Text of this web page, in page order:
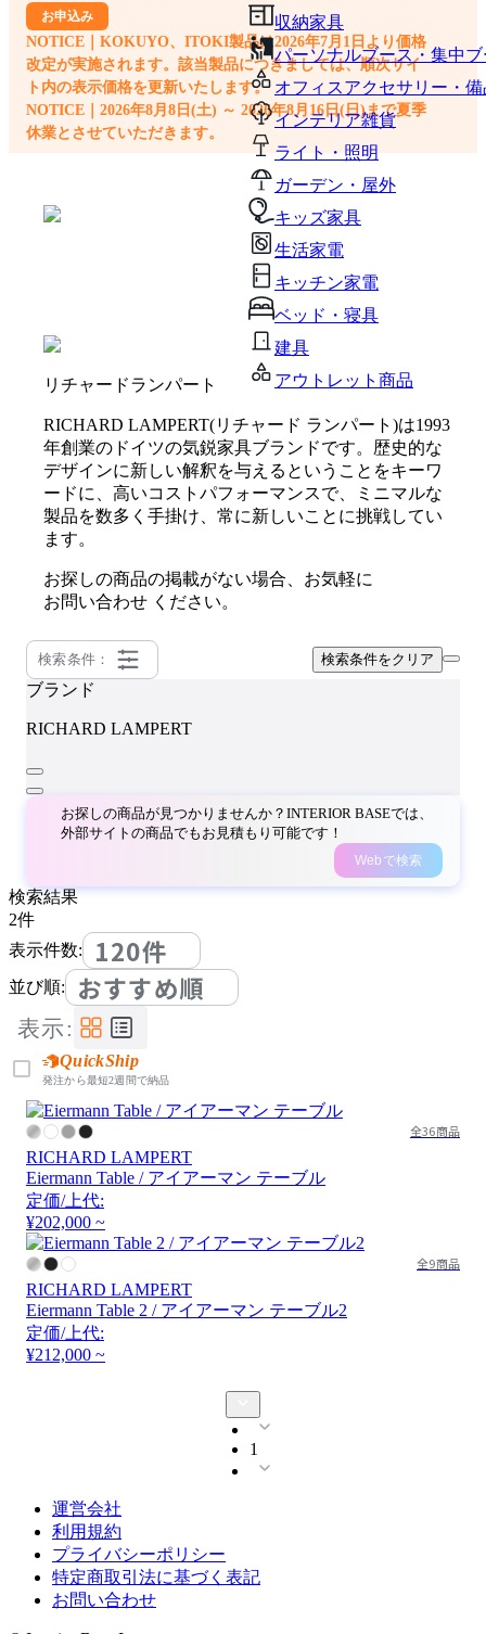
収納家具
パーソナルブース・集中
オフィスアクセサリー・備
インテリア雑貨
ライト・照明
ガーデン・屋外
キッズ家具
生活家電
キッチン家電
ベッド・寝具
建具
アウトレット商品
お申込み
NOTICE｜KOKUYO、ITOKI製品は2026年7月1日より価格
改定が実施されます。該当製品につきましては、順次サイ
ト内の表示価格を更新いたします。
NOTICE｜2026年8月8日(土) ～ 2026年8月16日(日)まで夏季
休業とさせていただきます。
リチャードランパート
RICHARD LAMPERT(リチャード ランパート)は1993
年創業のドイツの気鋭家具ブランドです。歴史的な
デザインに新しい解釈を与えるということをキーワ
ードに、高いコストパフォーマンスで、ミニマルな
製品を数多く手掛け、常に新しいことに挑戦してい
ます。
お探しの商品の掲載がない場合、お気軽に
お問い合わせ ください。
検索条件： 検索条件をクリア
ブランド
RICHARD LAMPERT
お探しの商品が見つかりませんか？INTERIOR BASEでは、
外部サイトの商品でもお見積もり可能です！
Webで検索
検索結果
2件
表示件数:
120件
並び順: おすすめ順
表示:
QuickShip
発注から最短2週間で納品
全36商品
RICHARD LAMPERT
Eiermann Table / アイアーマン テーブル
定価/上代:
¥202,000 ~
全9商品
RICHARD LAMPERT
Eiermann Table 2 / アイアーマン テーブル2
定価/上代:
¥212,000 ~
1
運営会社
利用規約
プライバシーポリシー
特定商取引法に基づく表記
お問い合わせ